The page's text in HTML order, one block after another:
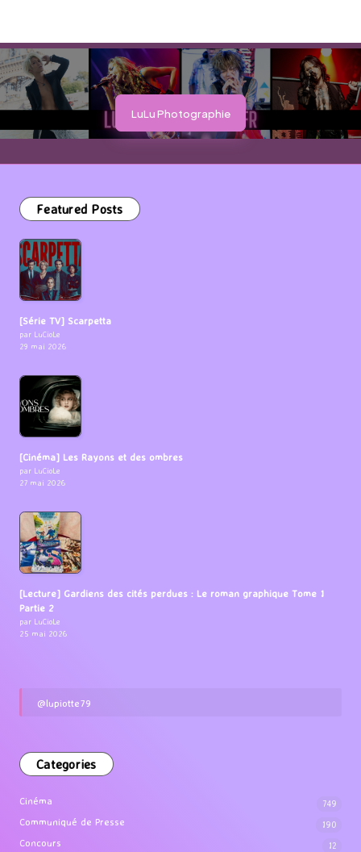
LuLu Photographie
Featured Posts
[Série TV] Scarpetta
par LuCioLe
29 mai 2026
[Cinéma] Les Rayons et des ombres
par LuCioLe
27 mai 2026
[Lecture] Gardiens des cités perdues : Le roman graphique Tome 1
Partie 2
par LuCioLe
25 mai 2026
@lupiotte79
Categories
Cinéma 749
Communiqué de Presse 190
Concours 12